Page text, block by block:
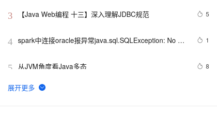
3 【Java Web编程 十三】深入理解JDBC规范 5
4 spark中连接oracle报异常java.sql.SQLException: No
1
5 从JVM角度看Java多态 8
6 WebKit  上的JS直接使用Java Bean